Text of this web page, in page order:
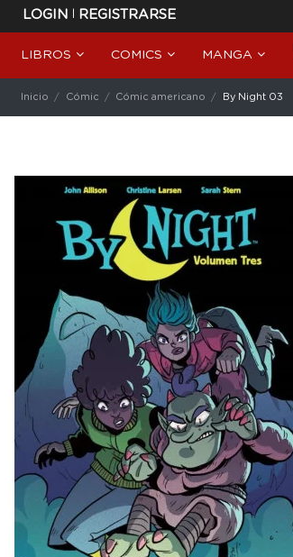
LOGIN | REGISTRARSE
LIBROS COMICS MANGA
Inicio Cómic Cómic americano By Night 03